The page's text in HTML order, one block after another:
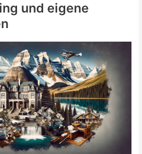
und eigene